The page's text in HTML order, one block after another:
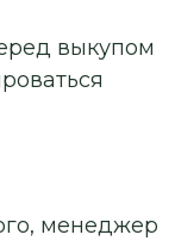
выкупом
менеджер